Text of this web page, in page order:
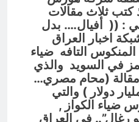
كتب ثلاث مقالات
: ((
أفيال…. بدل
اخبار العراق
التافه ضياء
في السويد والذي
(محام مصري…
دولار ) والتي
ضياء الكواز ,
رغال”.. في العراق